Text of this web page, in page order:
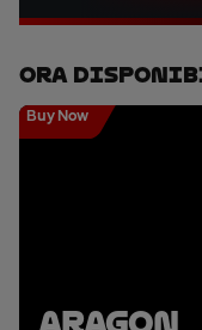
Ora
Buy Now